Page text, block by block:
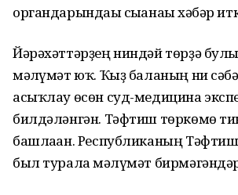
органдарындағы сығанағы хәбәр
Йәрәхәттәрҙең ниндәй төрҙә
мәғлүмәт юҡ. Ҡыҙ баланың ни
асыҡлау өсөн суд-медицина
билдәләнгән. Тәфтиш төркөмө
башлаған. Республиканың
был турала мәғлүмәт